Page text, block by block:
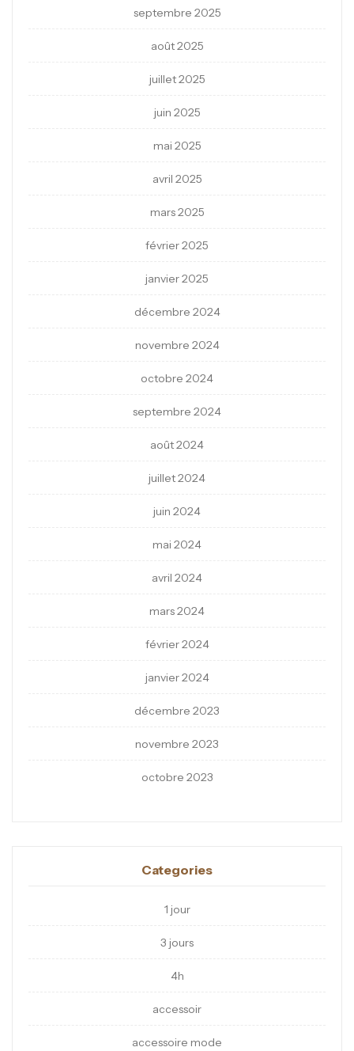
septembre 2025
août 2025
juillet 2025
juin 2025
mai 2025
avril 2025
mars 2025
février 2025
janvier 2025
décembre 2024
novembre 2024
octobre 2024
septembre 2024
août 2024
juillet 2024
juin 2024
mai 2024
avril 2024
mars 2024
février 2024
janvier 2024
décembre 2023
novembre 2023
octobre 2023
Categories
1 jour
3 jours
4h
accessoir
accessoire mode